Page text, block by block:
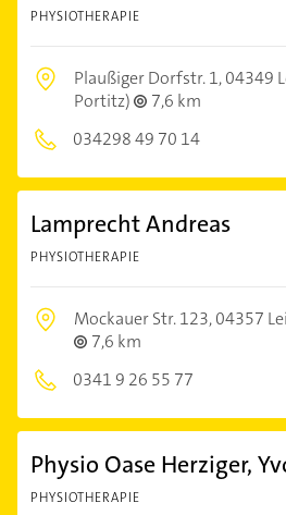
PHYSIOTHERAPIE
Plaußiger Dorfstr. 1,04349
Portitz)
7,6 km
034298 49 70 14
Lamprecht Andreas
PHYSIOTHERAPIE
Mockauer Str. 123,04357
7,6 km
0341 9 26 55 77
Physio Oase Herziger,
PHYSIOTHERAPIE